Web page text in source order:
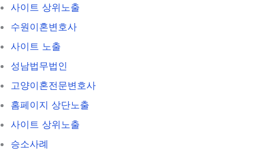
사이트 상위노출
수원이혼변호사
사이트 노출
성남법무법인
고양이혼전문변호사
홈페이지 상단노출
사이트 상위노출
승소사례